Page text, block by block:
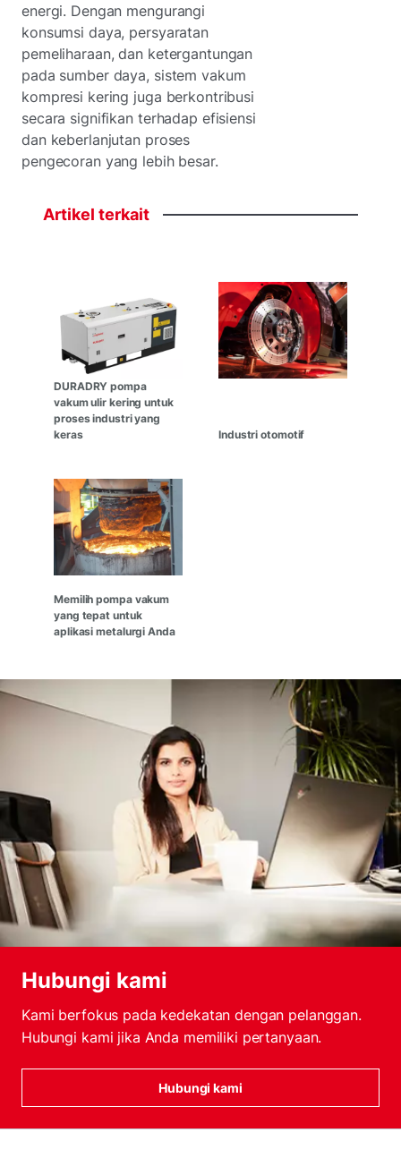
energi. Dengan mengurangi
konsumsi daya, persyaratan
pemeliharaan, dan ketergantungan
pada sumber daya, sistem vakum
kompresi kering juga berkontribusi
secara signifikan terhadap efisiensi
dan keberlanjutan proses
pengecoran yang lebih besar.
Artikel terkait
DURADRY pompa
vakum ulir kering untuk
proses industri yang
keras
Industri otomotif
Memilih pompa vakum
yang tepat untuk
aplikasi metalurgi Anda
Hubungi kami
Kami berfokus pada kedekatan dengan pelanggan.
Hubungi kami jika Anda memiliki pertanyaan.
Hubungi kami